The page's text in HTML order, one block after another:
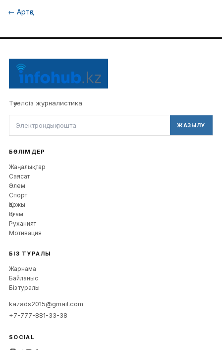
← Артқа
Тәуелсіз журналистика
ЖАЗЫЛУ
БӨЛІМДЕР
Жаңалықтар
Саясат
Әлем
Спорт
Қаржы
Қоғам
Руханият
Мотивация
БІЗ ТУРАЛЫ
Жарнама
Байланыс
Біз туралы
kazads2015@gmail.com
+7-777-881-33-38
SOCIAL